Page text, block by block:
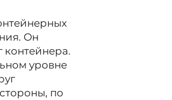
Он
контейнера.
уровне
по